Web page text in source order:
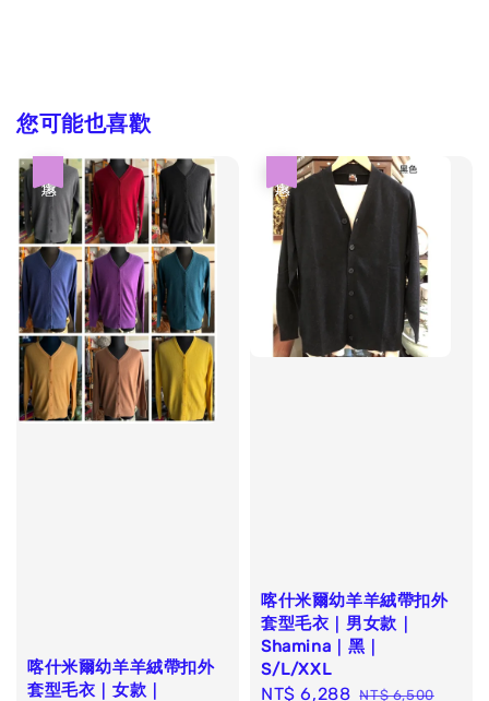
您可能也喜歡
喀什米爾幼羊羊絨帶扣外
套型毛衣｜女款｜
喀什米爾幼羊羊絨帶扣外
套型毛衣｜男女款｜
Shamina｜黑｜
S/L/XXL
Sale
NT$ 6,288 Regular
NT$ 6,500